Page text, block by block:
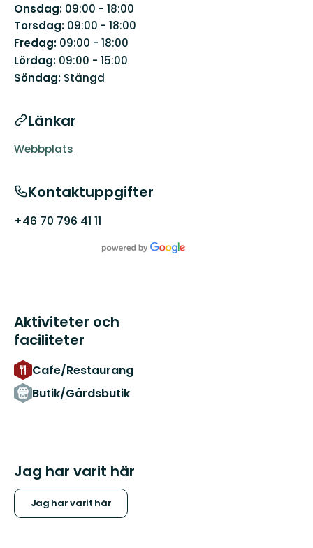
Onsdag: 09:00 - 18:00
Torsdag: 09:00 - 18:00
Fredag: 09:00 - 18:00
Lördag: 09:00 - 15:00
Söndag: Stängd
Länkar
Webbplats
Kontaktuppgifter
+46 70 796 41 11
Aktiviteter och
faciliteter
Cafe/Restaurang
Butik/Gårdsbutik
Jag har varit här
Jag har varit här